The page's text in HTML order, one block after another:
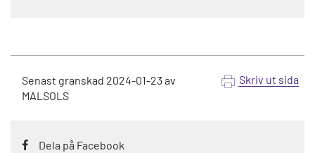
Senast granskad 2024-01-23av
MALSOLS
Skriv ut sida
Dela på Facebook